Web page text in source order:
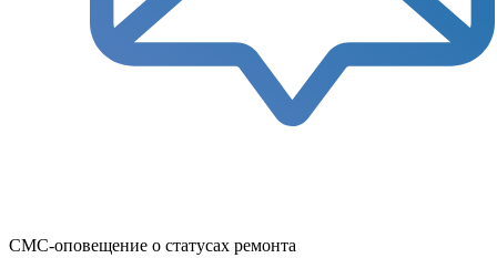
СМС-оповещение о статусах ремонта